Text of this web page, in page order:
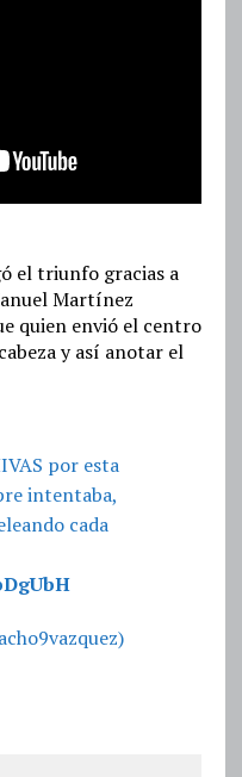
el triunfo gracias a
Martínez
quien envió el centro
y así anotar el
por esta
intentaba,
cada